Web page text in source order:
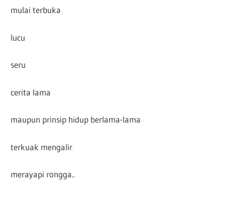
mulai terbuka
lucu
seru
cerita lama
maupun prinsip hidup berlama-lama
terkuak mengalir
merayapi rongga..